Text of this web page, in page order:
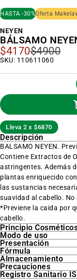
NEYEN
Precio
Especial
$4170$4900
SKU: 110611060
BÁLSAMO
HASTA -30%Oferta
Lleva 2 x $6870
Descripción
BALSAMO NEYEN.
Contiene Extractos de
astringentes. Además
plantas enriquecido
las sustancias
suavidad al cabello. No
*Previene la caida por
cabello.
Principio
Modo de uso
Presentación
Fórmula
Almacenamiento
Precauciones
Registro Sanitario
al
inicio
de
la
galería
de
imágenes